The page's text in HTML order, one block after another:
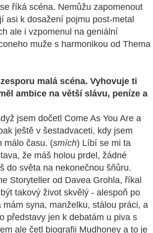
říká scéna. Nemůžu zapomenout
asi k dosažení pojmu post-metal
ale i vzpomenul na geniální
muže s harmonikou od Thema
malá scéna. Vyhovuje ti
ambice na větší slávu, peníze a
jsem dočetl Come As You Are a
ještě v šestadvaceti, kdy jsem
málo času. (smích) Líbí se mi ta
že máš holou prdel, žádné
do světa na nekonečnou šňůru.
Storyteller od Davea Grohla, říkal
takový život skvělý - alespoň po
mám syna, manželku, stálou práci, a
představy jen k debatám u piva s
ale četl biografii Mudhoney a to je